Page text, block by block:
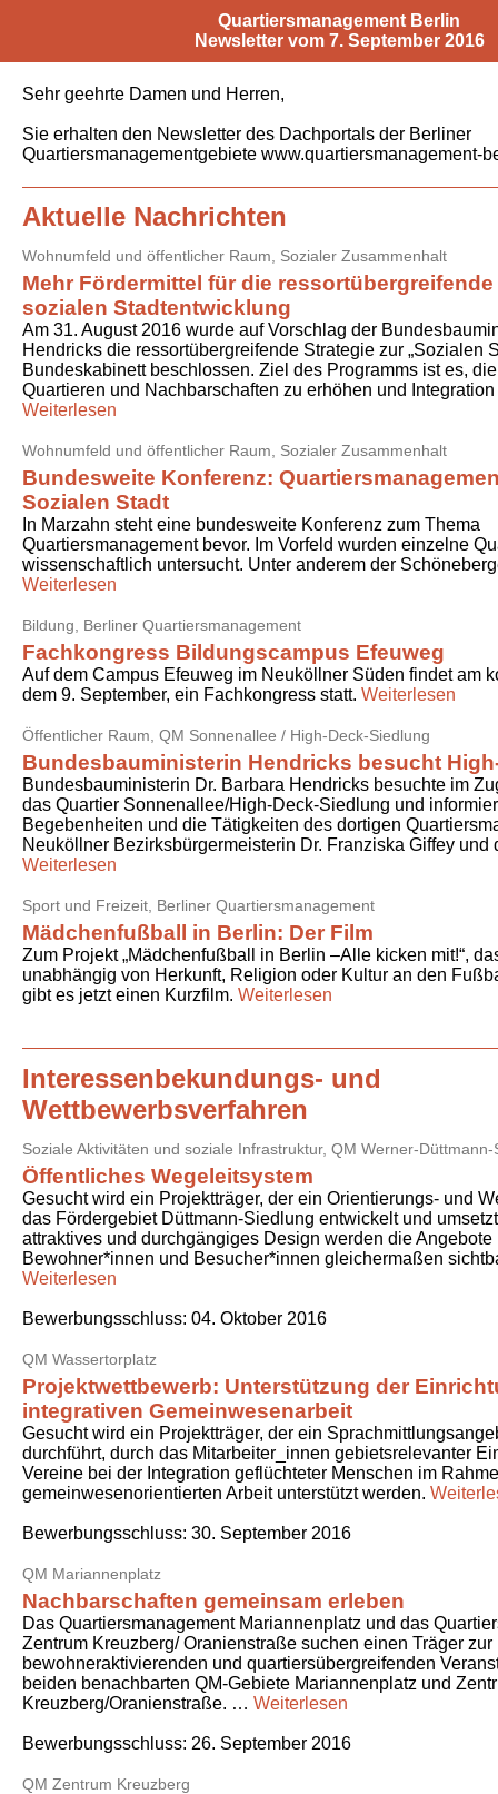
Quartiersmanagement Berlin
Newsletter vom 7. September 2016
Sehr geehrte Damen und Herren,
Sie erhalten den Newsletter des Dachportals der Berliner
Quartiersmanagementgebiete www.quartiersmanagement-
Aktuelle Nachrichten
Wohnumfeld und öffentlicher Raum, Sozialer Zusammenhalt
Mehr Fördermittel für die
sozialen Stadtentwicklung
Am 31. August 2016 wurde auf Vorschlag der
Hendricks die ressortübergreifende Strategie zur „Sozialen
Bundeskabinett beschlossen. Ziel des Programms ist es,
Quartieren und Nachbarschaften zu erhöhen und
Weiterlesen
Wohnumfeld und öffentlicher Raum, Sozialer Zusammenhalt
Bundesweite Konferenz:
Sozialen Stadt
In Marzahn steht eine bundesweite Konferenz zum Thema
Quartiersmanagement bevor. Im Vorfeld wurden einzelne
wissenschaftlich untersucht. Unter anderem der
Weiterlesen
Bildung, Berliner Quartiersmanagement
Fachkongress Bildungscampus Efeuweg
Auf dem Campus Efeuweg im Neuköllner Süden findet am
dem 9. September, ein Fachkongress statt. Weiterlesen
Öffentlicher Raum, QM Sonnenallee / High-Deck-Siedlung
Bundesbauministerin Hendricks besucht
Bundesbauministerin Dr. Barbara Hendricks besuchte im
das Quartier Sonnenallee/High-Deck-Siedlung und
Begebenheiten und die Tätigkeiten des dortigen
Neuköllner Bezirksbürgermeisterin Dr. Franziska Giffey
Weiterlesen
Sport und Freizeit, Berliner Quartiersmanagement
Mädchenfußball in Berlin: Der Film
Zum Projekt „Mädchenfußball in Berlin –Alle kicken mit!“,
unabhängig von Herkunft, Religion oder Kultur an den
gibt es jetzt einen Kurzfilm. Weiterlesen
Interessenbekundungs- und
Wettbewerbsverfahren
Soziale Aktivitäten und soziale Infrastruktur, QM Werner-Düttmann-
Öffentliches Wegeleitsystem
Gesucht wird ein Projektträger, der ein Orientierungs- und
das Fördergebiet Düttmann-Siedlung entwickelt und
attraktives und durchgängiges Design werden die Angebote
Bewohner*innen und Besucher*innen gleichermaßen
Weiterlesen
Bewerbungsschluss: 04. Oktober 2016
QM Wassertorplatz
Projektwettbewerb: Unterstützung der
integrativen Gemeinwesenarbeit
Gesucht wird ein Projektträger, der ein
durchführt, durch das Mitarbeiter_innen gebietsrelevanter
Vereine bei der Integration geflüchteter Menschen im
gemeinwesenorientierten Arbeit unterstützt werden.
Bewerbungsschluss: 30. September 2016
QM Mariannenplatz
Nachbarschaften gemeinsam erleben
Das Quartiersmanagement Mariannenplatz und das
Zentrum Kreuzberg/ Oranienstraße suchen einen Träger
bewohneraktivierenden und quartiersübergreifenden
beiden benachbarten QM-Gebiete Mariannenplatz und
Kreuzberg/Oranienstraße. … Weiterlesen
Bewerbungsschluss: 26. September 2016
QM Zentrum Kreuzberg